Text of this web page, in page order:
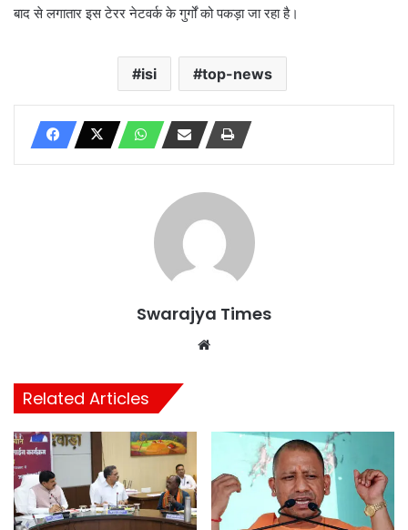
बाद से लगातार इस टेरर नेटवर्क के गुर्गों को पकड़ा जा रहा है।
isi top-news
Swarajya Times
Related Articles